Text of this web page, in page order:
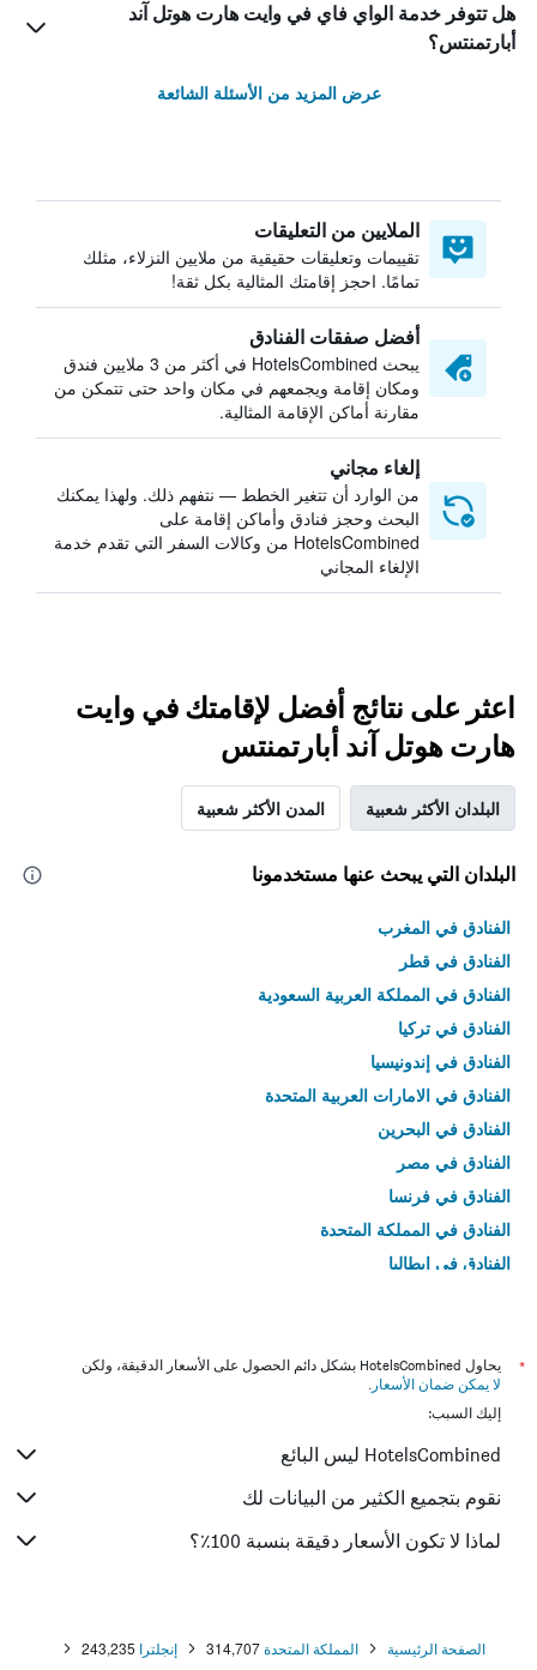
هل تتوفر خدمة الواي فاي في وايت هارت هوتل آند
أبارتمنتس؟
عرض المزيد من الأسئلة الشائعة
الملايين من التعليقات
تقييمات وتعليقات حقيقية من ملايين النزلاء، مثلك
تمامًا. احجز إقامتك المثالية بكل ثقة!
أفضل صفقات الفنادق
يبحث HotelsCombined في أكثر من 3 ملايين فندق
ومكان إقامة ويجمعهم في مكان واحد حتى تتمكن من
مقارنة أماكن الإقامة المثالية.
إلغاء مجاني
من الوارد أن تتغير الخطط — نتفهم ذلك. ولهذا يمكنك
البحث وحجز فنادق وأماكن إقامة على
HotelsCombined من وكالات السفر التي تقدم خدمة
الإلغاء المجاني
اعثر على نتائج أفضل لإقامتك في وايت
هارت هوتل آند أبارتمنتس
البلدان الأكثر شعبية المدن الأكثر شعبية
البلدان التي يبحث عنها مستخدمونا
الفنادق في المغرب
الفنادق في قطر
الفنادق في المملكة العربية السعودية
الفنادق في تركيا
الفنادق في إندونيسيا
الفنادق في الامارات العربية المتحدة
الفنادق في البحرين
الفنادق في مصر
الفنادق في فرنسا
الفنادق في المملكة المتحدة
الفنادق في إيطاليا
*
يحاول HotelsCombined بشكل دائم الحصول على الأسعار الدقيقة، ولكن
لا يمكن ضمان الأسعار .
إليك السبب:
HotelsCombined ليس البائع
نقوم بتجميع الكثير من البيانات لك
لماذا لا تكون الأسعار دقيقة بنسبة 100٪؟
الصفحة الرئيسية المملكة المتحدة 314,707 إنجلترا 243,235